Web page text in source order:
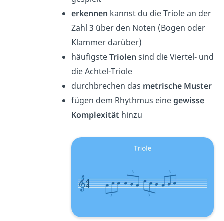
erkennen kannst du die Triole an der
Zahl 3 über den Noten (Bogen oder
Klammer darüber)
häufigsteTriolen sind die Viertel- und
die Achtel-Triole
durchbrechen das metrische Muster
fügen dem Rhythmus einegewisse
Komplexität hinzu